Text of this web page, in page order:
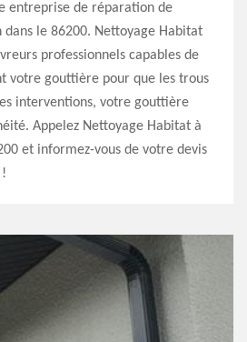
entreprise de réparation de
dans le 86200. Nettoyage Habitat
professionnels capables de
votre gouttière pour que les trous
interventions, votre gouttière
Appelez Nettoyage Habitat à
et informez-vous de votre devis